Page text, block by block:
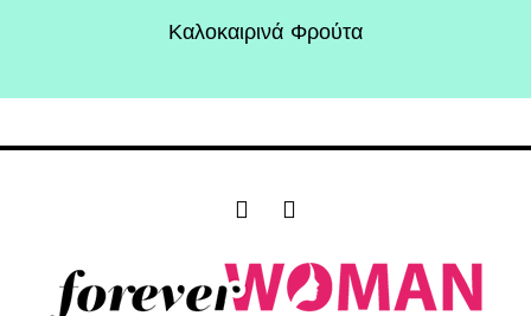
Καλοκαιρινά Φρούτα
F
e
b
I
t
a